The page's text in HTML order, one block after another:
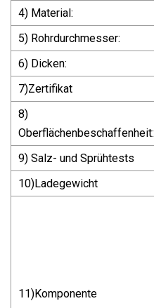
4) Material:
5) Rohrdurchmesser:
6) Dicken:
7)Zertifikat
8)
Oberflächenbeschaffenheit:
9) Salz- und Sprühtests
10)Ladegewicht
11)Komponente